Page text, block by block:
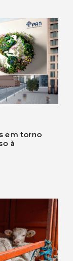
em torno
à